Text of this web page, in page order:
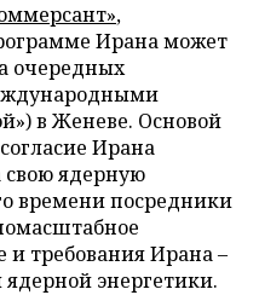
,
Ирана может
очередных
в Женеве. Основой
Ирана
свою ядерную
времени посредники
требования Ирана –
энергетики.